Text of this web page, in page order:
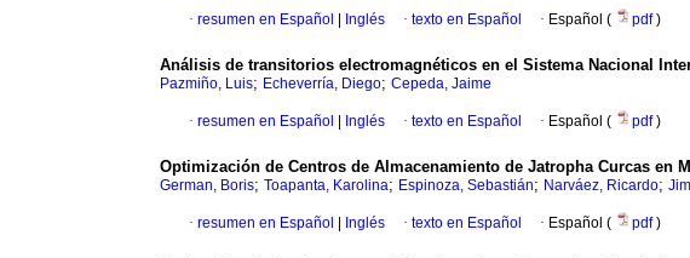
· resumen en Español Inglés · texto en Español · Español ( pdf)
Análisis de transitorios electromagnéticos en el Sistema Nacional
Pazmiño, Luis; Echeverría, Diego; Cepeda, Jaime
· resumen en Español Inglés · texto en Español · Español ( pdf)
Optimización de Centros de Almacenamiento de Jatropha Curcas en
German, Boris; Toapanta, Karolina; Espinoza, Sebastián; Narváez, Ricardo;
· resumen en Español Inglés · texto en Español · Español ( pdf)